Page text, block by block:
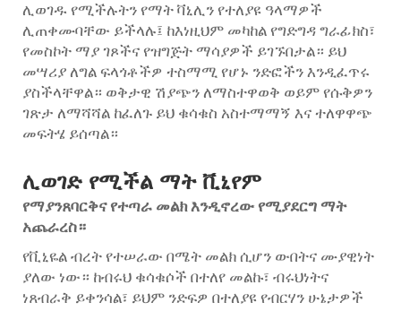
ሊወገዱ የሚችሉትን የማት ቫኒሊን የተለያዩ ዓላማዎች
ሊጠቀሙባቸው ይችላሉ፤ ከእነዚህም መካከል የግድግዳ ግራፊክስ፣
የመስኮት ማያ ገጾችና የዝግጅት ማሳያዎች ይገኙበታል። ይህ
መሣሪያ ለግል ፍላጎቶችዎ ተስማሚ የሆኑ ንድፎችን እንዲፈጥሩ
ያስችላቸዋል። ወቅታዊ ሽያጭን ለማስተዋወቅ ወይም የሱቅዎን
ገጽታ ለማሻሻል ከፈለጉ ይህ ቁሳቁስ አስተማማኝ እና ተለዋዋጭ
መፍትሄ ይሰጣል።
ሊወገድ የሚችል ማት ቪኒየም
የማያንጸባርቅና የተጣራ መልክ እንዲኖረው የሚያደርግ ማት
አጨራረስ።
የቪኒዬል ብረት የተሠራው በሜት መልክ ሲሆን ውበትና ሙያዊነት
ያለው ነው። ከብሩህ ቁሳቁሶች በተለየ መልኩ፣ ብሩህነትና
ነጸብራቅ ይቀንሳል፣ ይህም ንድፍዎ በተለያዩ የብርሃን ሁኔታዎች